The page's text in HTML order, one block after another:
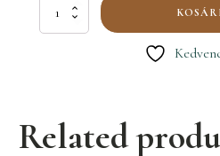
Related